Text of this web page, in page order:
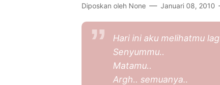
Diposkan oleh None Januari 08, 2010
Hari ini aku melihatmu
Senyummu..
Matamu..
Argh.. semuanya..